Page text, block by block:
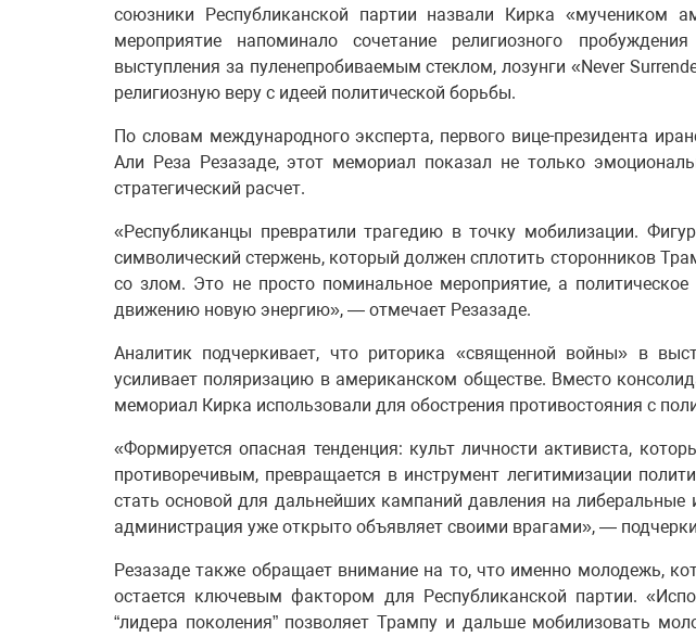
союзники Республиканской партии назвали Кирка «мучеником
мероприятие напоминало сочетание религиозного
выступления за пуленепробиваемым стеклом, лозунги «Never
религиозную веру с идеей политической борьбы.
По словам международного эксперта, первого вице-президента
Али Реза Резазаде, этот мемориал показал не только
стратегический расчет.
«Республиканцы превратили трагедию в точку мобилизации.
символический стержень, который должен сплотить сторонников
со злом. Это не просто поминальное мероприятие, а политическое
движению новую энергию», — отмечает Резазаде.
Аналитик подчеркивает, что риторика «священной войны» в
усиливает поляризацию в американском обществе. Вместо
мемориал Кирка использовали для обострения противостояния с
«Формируется опасная тенденция: культ личности активиста,
противоречивым, превращается в инструмент легитимизации
стать основой для дальнейших кампаний давления на либеральные
администрация уже открыто объявляет своими врагами», —
Резазаде также обращает внимание на то, что именно молодежь,
остается ключевым фактором для Республиканской партии.
“лидера поколения” позволяет Трампу и дальше мобилизовать